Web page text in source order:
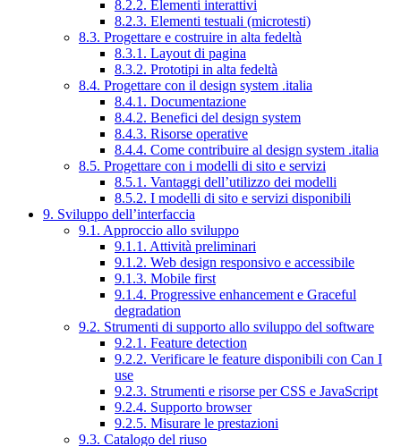
8.2.2. Elementi interattivi
8.2.3. Elementi testuali (microtesti)
8.3. Progettare e costruire in alta fedeltà
8.3.1. Layout di pagina
8.3.2. Prototipi in alta fedeltà
8.4. Progettare con il design system .italia
8.4.1. Documentazione
8.4.2. Benefici del design system
8.4.3. Risorse operative
8.4.4. Come contribuire al design system .italia
8.5. Progettare con i modelli di sito e servizi
8.5.1. Vantaggi dell’utilizzo dei modelli
8.5.2. I modelli di sito e servizi disponibili
9. Sviluppo dell’interfaccia
9.1. Approccio allo sviluppo
9.1.1. Attività preliminari
9.1.2. Web design responsivo e accessibile
9.1.3. Mobile first
9.1.4. Progressive enhancement e Graceful
degradation
9.2. Strumenti di supporto allo sviluppo del software
9.2.1. Feature detection
9.2.2. Verificare le feature disponibili con Can I
use
9.2.3. Strumenti e risorse per CSS e JavaScript
9.2.4. Supporto browser
9.2.5. Misurare le prestazioni
9.3. Catalogo del riuso